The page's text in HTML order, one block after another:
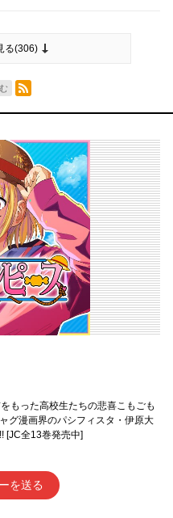
る(306)
RSSフィード
もった高校生たちの悲喜こもごも
グ漫画界のパシフィスタ・伊原大
[JC全13巻発売中]
を送る